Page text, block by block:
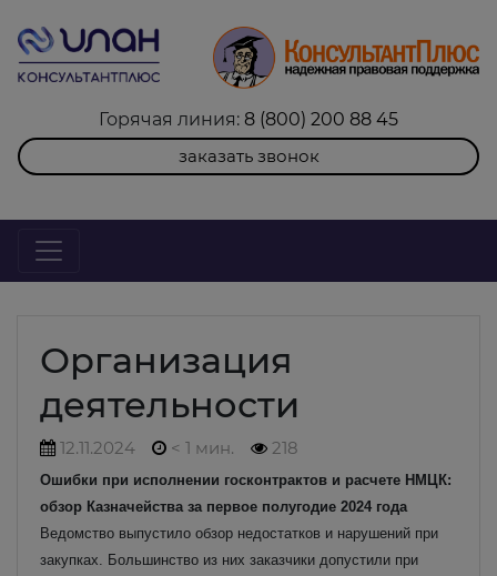
Горячая линия: 8 (800) 200 88 45
заказать звонок
Организация
деятельности
12.11.2024 < 1 мин. 218
Ошибки при исполнении госконтрактов и расчете НМЦК:
обзор Казначейства за первое полугодие 2024 года
Ведомство выпустило обзор недостатков и нарушений при
закупках. Большинство из них заказчики допустили при